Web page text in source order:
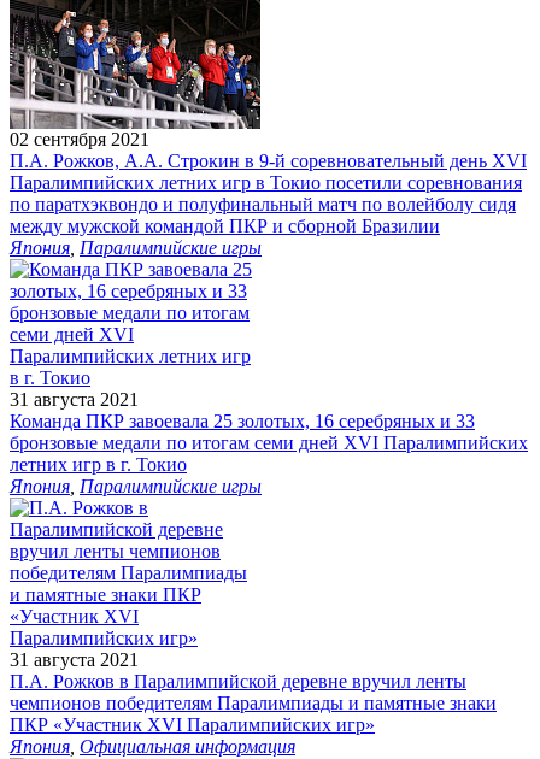
02 сентября 2021
П.А. Рожков, А.А. Строкин в 9-й соревновательный день XVI
Паралимпийских летних игр в Токио посетили соревнования
по паратхэквондо и полуфинальный матч по волейболу сидя
между мужской командой ПКР и сборной Бразилии
Япония Паралимпийские игры
31 августа 2021
Команда ПКР завоевала 25 золотых, 16 серебряных и 33
бронзовые медали по итогам семи дней XVI Паралимпийских
летних игр в г. Токио
Япония Паралимпийские игры
31 августа 2021
П.А. Рожков в Паралимпийской деревне вручил ленты
чемпионов победителям Паралимпиады и памятные знаки
ПКР «Участник XVI Паралимпийских игр»
Япония Официальная информация